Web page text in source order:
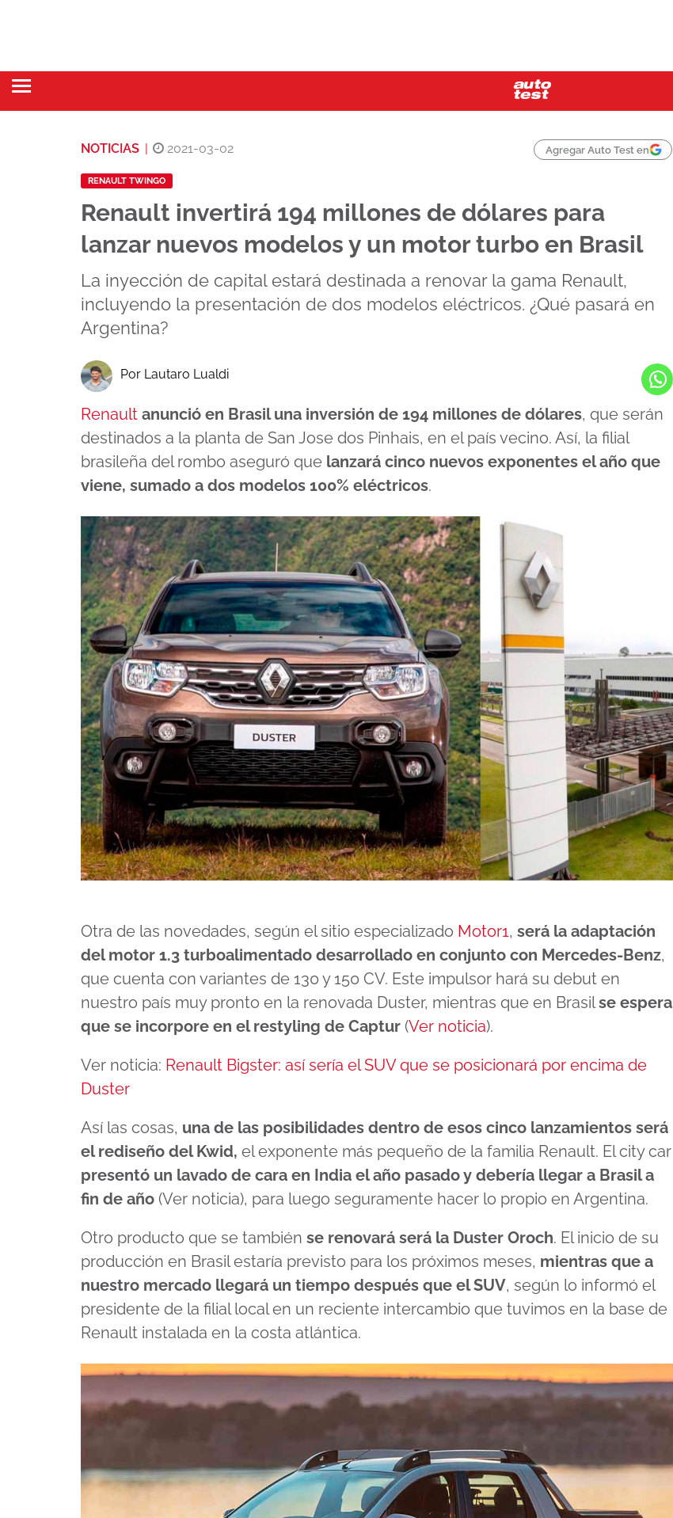
NOTICIAS 2021-03-02 Agregar Auto Test en
RENAULT TWINGO
Renault invertirá 194 millones de dólares para
lanzar nuevos modelos y un motor turbo en Brasil
La inyección de capital estará destinada a renovar la gama Renault,
incluyendo la presentación de dos modelos eléctricos. ¿Qué pasará en
Argentina?
Por Lautaro Lualdi
Renault anunció en Brasil una inversión de 194 millones de dólares, que serán
destinados a la planta de San Jose dos Pinhais, en el país vecino. Así, la filial
brasileña del rombo aseguró que lanzará cinco nuevos exponentes el año que
viene, sumado a dos modelos 100% eléctricos.
Otra de las novedades, según el sitio especializado Motor1, será la adaptación
del motor 1.3 turboalimentado desarrollado en conjunto con Mercedes-Benz,
que cuenta con variantes de 130 y 150 CV. Este impulsor hará su debut en
nuestro país muy pronto en la renovada Duster, mientras que en Brasilse espera
que se incorpore en el restyling de Captur (Ver noticia).
Ver noticia: Renault Bigster: así sería el SUV que se posicionará por encima de
Duster
Así las cosas, una de las posibilidades dentro de esos cinco lanzamientos será
el rediseño del Kwid, el exponente más pequeño de la familia Renault. El city car
presentó un lavado de cara en India el año pasado y debería llegar a Brasil a
fin de año (Ver noticia), para luego seguramente hacer lo propio en Argentina.
Otro producto que se también se renovará será la Duster Oroch. El inicio de su
producción en Brasil estaría previsto para los próximos meses, mientras que a
nuestro mercado llegará un tiempo después que el SUV, según lo informó el
presidente de la filial local en un reciente intercambio que tuvimos en la base de
Renault instalada en la costa atlántica.